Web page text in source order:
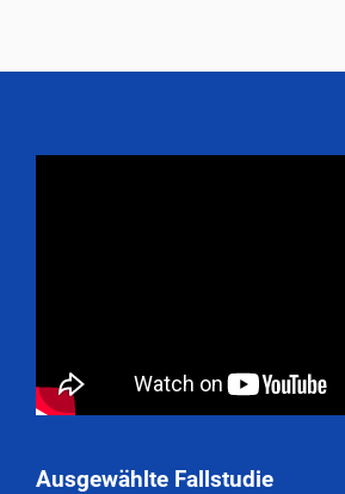
Ausgewählte Fallstudie